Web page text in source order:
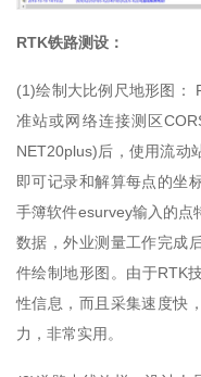
RTK铁路测设：
(1)绘制大比例尺地形图：
准站或网络连接测区
NET20plus)后，使用流动
即可记录和解算每点的坐
手簿软件esurvey输入的点
数据，外业测量工作完成
件绘制地形图。由于RTK
性信息，而且采集速度快
力，非常实用。